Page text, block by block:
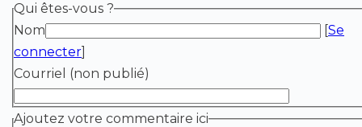
Qui êtes-vous ?
Nom
[Se
connecter]
Courriel (non publié)
Ajoutez votre commentaire ici